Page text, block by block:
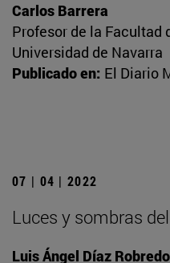
Carlos Barrera
Profesor de la Facultad
Universidad de Navarra
Publicado en: El Diario
07 | 04 | 2022
Luces y sombras
Luis Ángel Díaz Robredo